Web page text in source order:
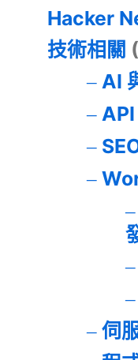
Hacker
技術相關
AI
伺